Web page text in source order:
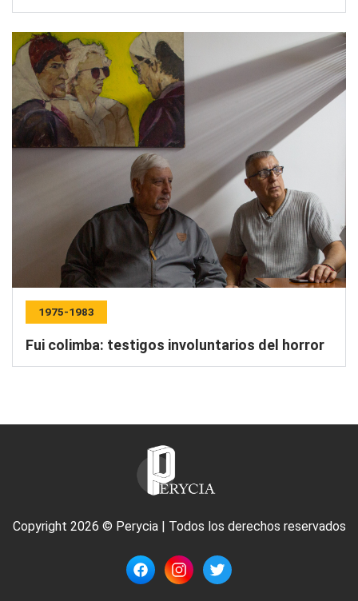
1975-1983
Fui colimba: testigos involuntarios del horror
Copyright 2026 © Perycia | Todos los derechos reservados